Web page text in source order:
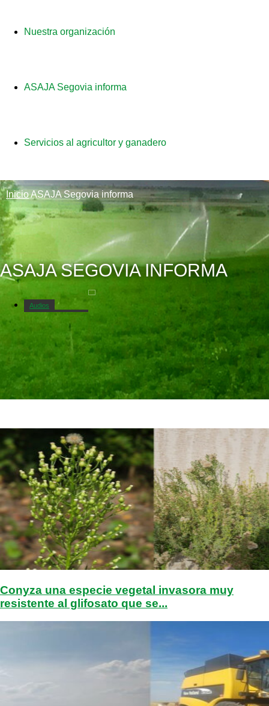
Nuestra organización
ASAJA Segovia informa
Servicios al agricultor y ganadero
InicioASAJA Segovia informa
ASAJA SEGOVIA INFORMA
Audios
Campo Segoviano
Conyza una especie vegetal invasora muy
resistente al glifosato que se...